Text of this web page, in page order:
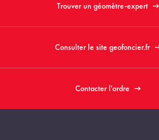
Trouver un géomètre-expert
Consulter le site geofoncier.fr
Contacter l'ordre